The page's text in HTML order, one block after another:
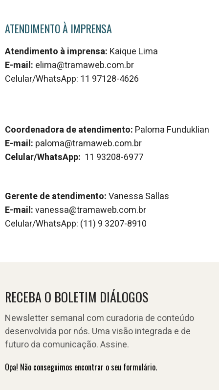
ATENDIMENTO À IMPRENSA
Atendimento à imprensa: Kaique Lima
E-mail: elima@tramaweb.com.br
Celular/WhatsApp: 11 97128-4626
Coordenadora de atendimento: Paloma Funduklian
E-mail: paloma@tramaweb.com.br
Celular/WhatsApp: 11 93208-6977
Gerente de atendimento:Vanessa Sallas
E-mail:vanessa@tramaweb.com.br
Celular/WhatsApp: (11) 9 3207-8910
RECEBA O BOLETIM DIÁLOGOS
Newsletter semanal com curadoria de conteúdo
desenvolvida por nós. Uma visão integrada e de
futuro da comunicação. Assine.
Opa! Não conseguimos encontrar o seu formulário.